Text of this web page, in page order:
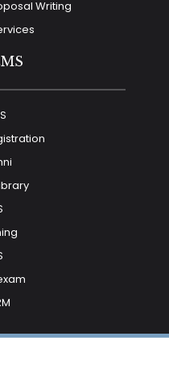
Writing